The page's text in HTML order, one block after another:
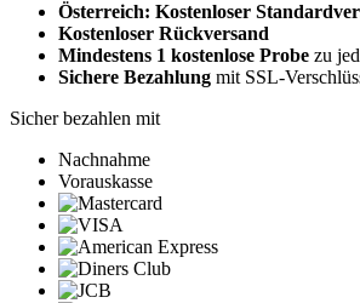
Österreich: Kostenloser
Kostenloser Rückversand
Mindestens 1 kostenlose Probe zu
Sichere Bezahlung mit SSL-
Sicher bezahlen mit
Nachnahme
Vorauskasse